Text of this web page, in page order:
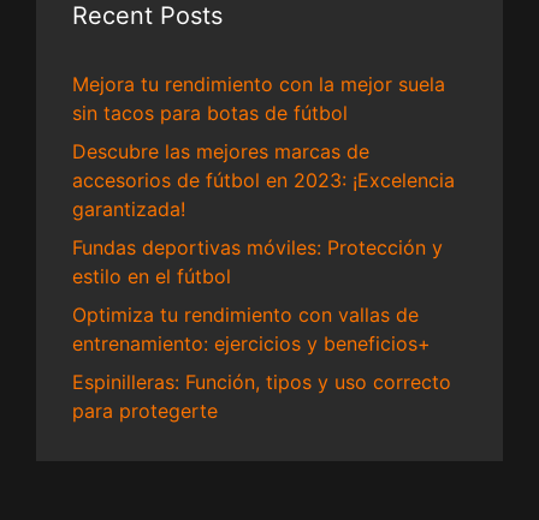
Recent Posts
Mejora tu rendimiento con la mejor suela
sin tacos para botas de fútbol
Descubre las mejores marcas de
accesorios de fútbol en 2023: ¡Excelencia
garantizada!
Fundas deportivas móviles: Protección y
estilo en el fútbol
Optimiza tu rendimiento con vallas de
entrenamiento: ejercicios y beneficios+
Espinilleras: Función, tipos y uso correcto
para protegerte